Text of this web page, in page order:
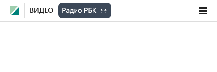
ВИДЕО